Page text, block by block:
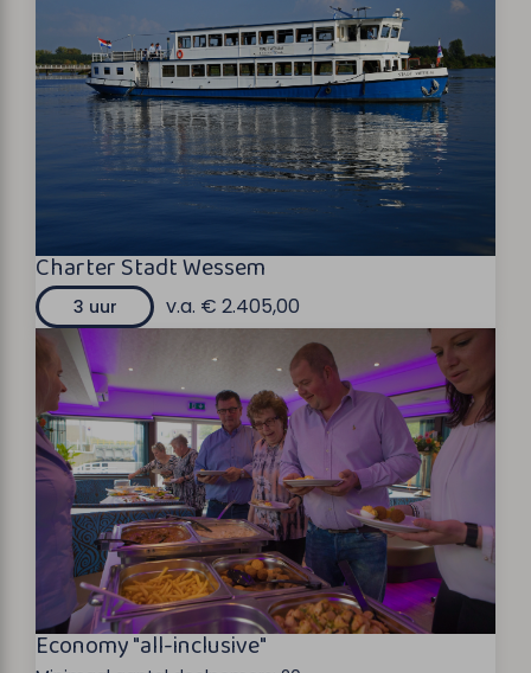
Charter Stadt Wessem
3 uur v.a. € 2.405,00
Economy "all-inclusive"